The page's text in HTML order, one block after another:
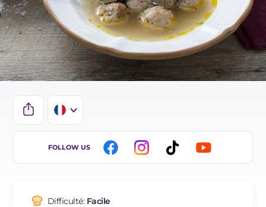
IT
ES
FOLLOW US
Difficulté: Facile